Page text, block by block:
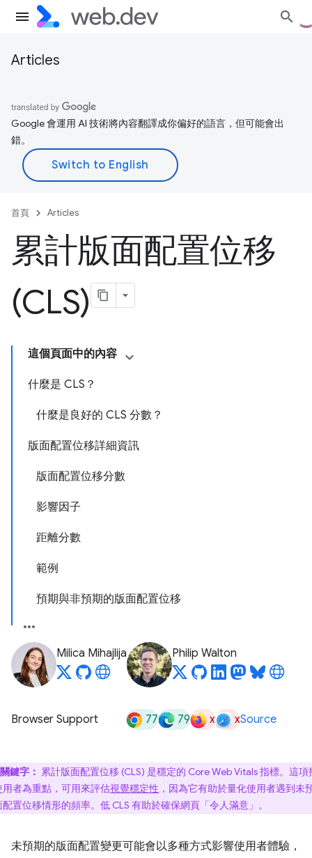
Articles
Google 會運用 AI 技術將內容翻譯成你偏好的語言，但可能會出
錯。
首頁 Articles
累計版面配置位移
(CLS)
這個頁面中的內容
什麼是 CLS？
什麼是良好的 CLS 分數？
版面配置位移詳細資訊
版面配置位移分數
影響因子
距離分數
範例
預期與非預期的版面配置位移
Milica Mihajlija Philip Walton
Browser Support 77 79 x xSource
關鍵字： 累計版面配置位移 (CLS) 是穩定的 Core Web Vitals 指標。這項
用者為重點，可用來評估視覺穩定性 ，因為它有助於量化使用者遇到未
置位移情形的頻率。低 CLS 有助於確保網頁「令人滿意」 。
未預期的版面配置變更可能會以多種方式影響使用者體驗，